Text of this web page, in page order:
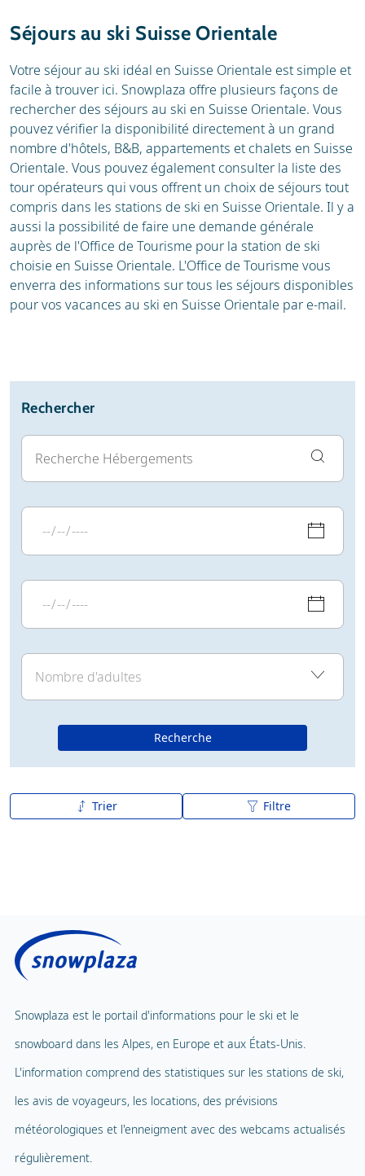
Avis
Webcam
Séjours au ski Suisse Orientale
Votre séjour au ski idéal en Suisse Orientale est simple et
facile à trouver ici. Snowplaza offre plusieurs façons de
rechercher des séjours au ski en Suisse Orientale. Vous
pouvez vérifier la disponibilité directement à un grand
nombre d'hôtels, B&B, appartements et chalets en Suisse
Orientale. Vous pouvez également consulter la liste des
tour opérateurs qui vous offrent un choix de séjours tout
compris dans les stations de ski en Suisse Orientale. Il y a
aussi la possibilité de faire une demande générale
auprès de l'Office de Tourisme pour la station de ski
choisie en Suisse Orientale. L'Office de Tourisme vous
enverra des informations sur tous les séjours disponibles
pour vos vacances au ski en Suisse Orientale par e-mail.
Rechercher
Recherche
Trier Filtre
De A à Z
Snowplaza est le portail d'informations pour le ski et le
snowboard dans les Alpes, en Europe et aux États-Unis.
L'information comprend des statistiques sur les stations de ski,
les avis de voyageurs, les locations, des prévisions
météorologiques et l'enneigment avec des webcams actualisés
régulièrement.